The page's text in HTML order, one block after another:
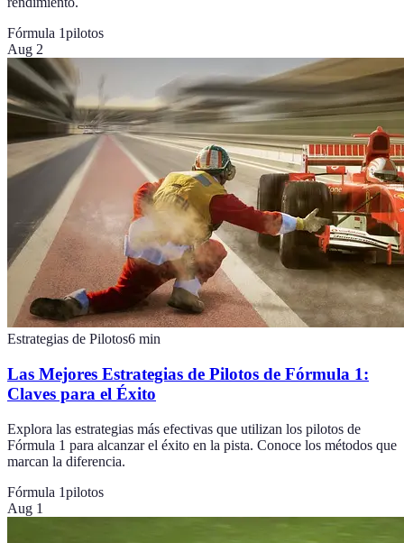
Fórmula 1pilotos
Aug 2
Estrategias de Pilotos6 min
Las Mejores Estrategias de Pilotos de Fórmula 1:
Claves para el Éxito
Explora las estrategias más efectivas que utilizan los pilotos de
Fórmula 1 para alcanzar el éxito en la pista. Conoce los métodos que
marcan la diferencia.
Fórmula 1pilotos
Aug 1